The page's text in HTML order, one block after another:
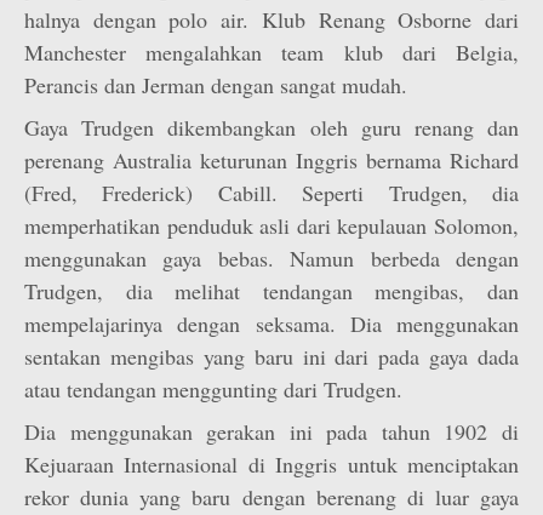
halnya dengan polo air. Klub Renang Osborne dari
Manchester mengalahkan team klub dari Belgia,
Perancis dan Jerman dengan sangat mudah.
Gaya Trudgen dikembangkan oleh guru renang dan
perenang Australia keturunan Inggris bernama Richard
(Fred, Frederick) Cabill. Seperti Trudgen, dia
memperhatikan penduduk asli dari kepulauan Solomon,
menggunakan gaya bebas. Namun berbeda dengan
Trudgen, dia melihat tendangan mengibas, dan
mempelajarinya dengan seksama. Dia menggunakan
sentakan mengibas yang baru ini dari pada gaya dada
atau tendangan menggunting dari Trudgen.
Dia menggunakan gerakan ini pada tahun 1902 di
Kejuaraan Internasional di Inggris untuk menciptakan
rekor dunia yang baru dengan berenang di luar gaya